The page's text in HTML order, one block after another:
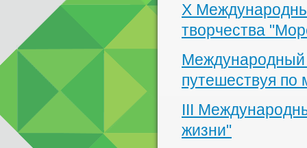
X
творчества
Международный
путешествуя по
III
жизни"